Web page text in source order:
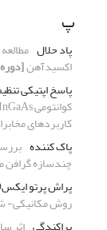
پ
پاد حلال
اکسیدآهن[دوره 7، شماره 4، 1399، صفحه 26-32]
پاسخ اپتیکی
کاربردهای
پاک کننده
چندسازه گرافن
پراش پرتو ایکس(XRD)
روش مکانیکی-